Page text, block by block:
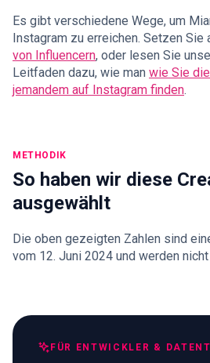
Es gibt verschiedene Wege, um
Instagram zu erreichen. Setzen Sie
von Influencern, oder lesen Sie
Leitfaden dazu, wie man wie Sie
jemandem auf Instagram finden.
METHODIK
So haben wir diese
ausgewählt
Die oben gezeigten Zahlen sind
vom 12. Juni 2024 und werden
FÜR ENTWICKLER &